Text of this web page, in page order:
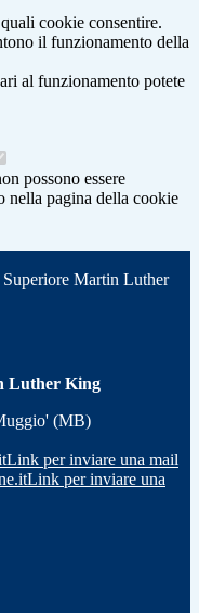
cookie consentire.
il funzionamento della
al funzionamento potete
possono essere
nella pagina della cookie
Martin Luther
Luther King
(MB)
Link per inviare una mail
Link per inviare una